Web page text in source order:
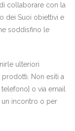
collaborare con la
dei Suoi obiettivi e
soddisfino le
ulteriori
Non esiti a
o via email
un incontro o per